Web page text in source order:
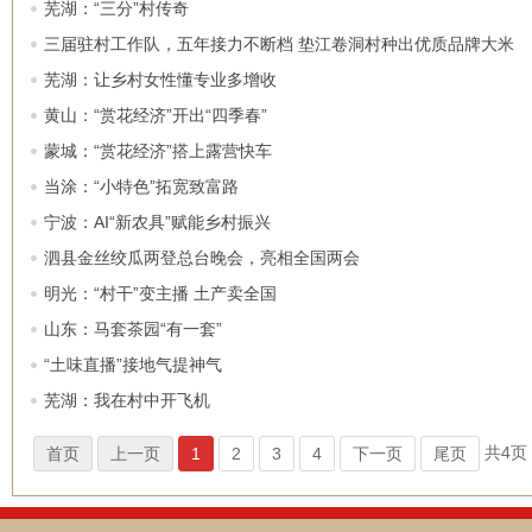
芜湖：“三分”村传奇
三届驻村工作队，五年接力不断档 垫江卷洞村种出优质品牌大米
芜湖：让乡村女性懂专业多增收
黄山：“赏花经济”开出“四季春”
蒙城：“赏花经济”搭上露营快车
当涂：“小特色”拓宽致富路
宁波：AI“新农具”赋能乡村振兴
泗县金丝绞瓜两登总台晚会，亮相全国两会
明光：“村干”变主播 土产卖全国
山东：马套茶园“有一套”
“土味直播”接地气提神气
芜湖：我在村中开飞机
首页 上一页 1 2 3 4 下一页 尾页 共4页